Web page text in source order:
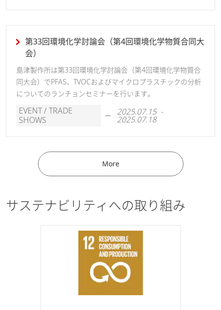
第33回環境化学討論会（第4回環境化学物質合同大
会）
島津製作所は第33回環境化学討論会（第4回環境化学物質合
同大会）でPFAS、TVOCおよびマイクロプラスチックの分析
についてのランチョンセミナーを行います。
EVENT / TRADE
SHOWS
2025.07.15 -
2025.07.18
More
サステナビリティへの取り組み